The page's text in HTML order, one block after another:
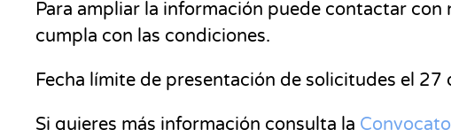
Para ampliar la información puede contactar
cumpla con las condiciones.
Fecha límite de presentación de solicitudes el
Si quieres más información consulta la